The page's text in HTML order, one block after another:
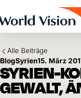
Alle Beiträge
BlogSyrien15. März
SYRIEN-
GEWALT,